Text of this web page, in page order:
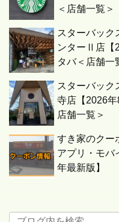
＜店舗一覧＞
スターバック
ンターⅡ店【
タバ＜店舗一
スターバック
寺店【2026
店舗一覧＞
すき家のクー
アプリ・モバ
年最新版】